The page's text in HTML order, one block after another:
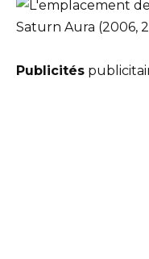
Publicités